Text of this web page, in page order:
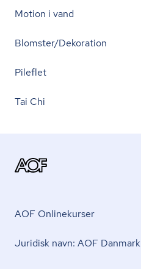
Motion i vand
Blomster/Dekoration
Pileflet
Tai Chi
AOF Onlinekurser
Juridisk navn: AOF Danmark